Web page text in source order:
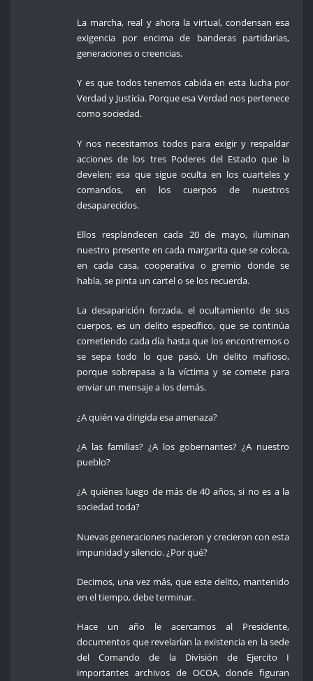
La marcha, real y ahora la virtual, condensan esa
exigencia por encima de banderas partidarias,
generaciones o creencias.
Y es que todos tenemos cabida en esta lucha por
Verdad y Justicia. Porque esa Verdad nos pertenece
como sociedad.
Y nos necesitamos todos para exigir y respaldar
acciones de los tres Poderes del Estado que la
develen; esa que sigue oculta en los cuarteles y
comandos, en los cuerpos de nuestros
desaparecidos.
Ellos resplandecen cada 20 de mayo, iluminan
nuestro presente en cada margarita que se coloca,
en cada casa, cooperativa o gremio donde se
habla, se pinta un cartel o se los recuerda.
La desaparición forzada, el ocultamiento de sus
cuerpos, es un delito específico, que se continúa
cometiendo cada día hasta que los encontremos o
se sepa todo lo que pasó. Un delito mafioso,
porque sobrepasa a la víctima y se comete para
enviar un mensaje a los demás.
¿A quién va dirigida esa amenaza?
¿A las familias? ¿A los gobernantes? ¿A nuestro
pueblo?
¿A quiénes luego de más de 40 años, si no es a la
sociedad toda?
Nuevas generaciones nacieron y crecieron con esta
impunidad y silencio. ¿Por qué?
Decimos, una vez más, que este delito, mantenido
en el tiempo, debe terminar.
Hace un año le acercamos al Presidente,
documentos que revelarían la existencia en la sede
del Comando de la División de Ejercito I
importantes archivos de OCOA, donde figuran